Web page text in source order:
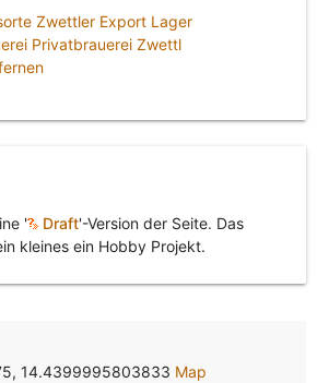
Zwettler Export Lager
Privatbrauerei Zwettl
' Draft'-Version der Seite. Das
kleines ein Hobby Projekt.
14.4399995803833 Map